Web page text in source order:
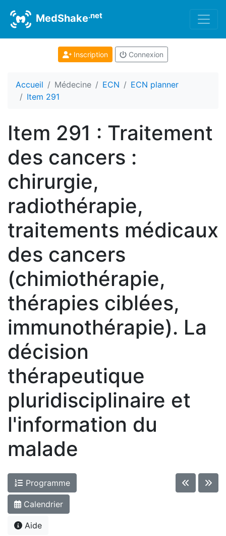
MedShake.net
Inscription Connexion
Accueil Médecine ECN
ECN planner
Item 291
Item 291 : Traitement
des cancers :
chirurgie,
radiothérapie,
traitements médicaux
des cancers
(chimiothérapie,
thérapies ciblées,
immunothérapie). La
décision
thérapeutique
pluridisciplinaire et
l'information du
malade
Programme
Calendrier
Aide